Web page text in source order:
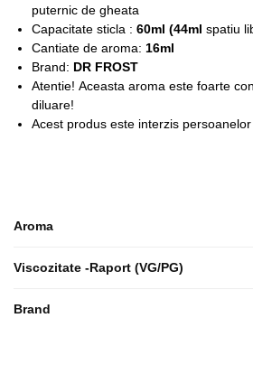
puternic de gheata
Capacitate sticla : 60ml (44ml spatiu
Cantiate de aroma: 16ml
Brand: DR FROST
Atentie! Aceasta aroma este foarte
diluare!
Acest produs este interzis
Aroma
Viscozitate -Raport (VG/PG)
Brand